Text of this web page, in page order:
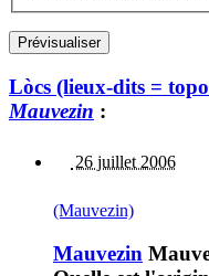
Lòcs (lieux-dits =
Mauvezin :
26 juillet 2006
(Mauvezin)
Mauvezin